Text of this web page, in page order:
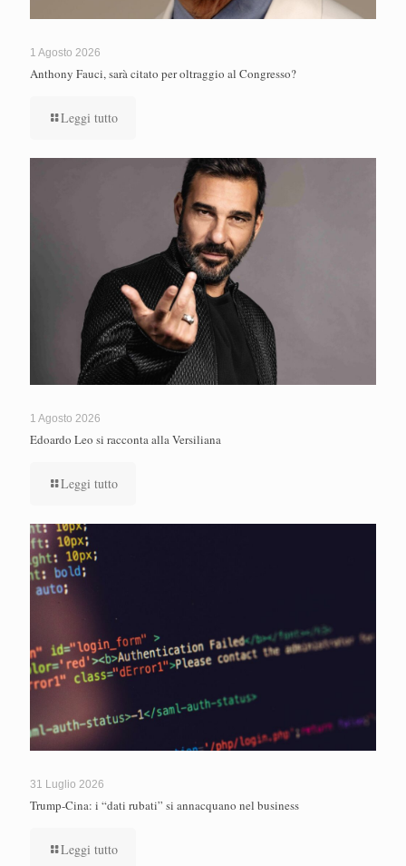
1 Agosto 2026
Anthony Fauci, sarà citato per oltraggio al Congresso?
Leggi tutto
1 Agosto 2026
Edoardo Leo si racconta alla Versiliana
Leggi tutto
31 Luglio 2026
Trump-Cina: i “dati rubati” si annacquano nel business
Leggi tutto